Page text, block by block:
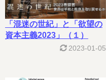
「混迷の世紀」と「欲望の
資本主義2023」（１）
2023-01-05